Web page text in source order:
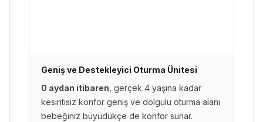
Geniş ve Destekleyici Oturma Ünitesi
0 aydan itibaren , gerçek 4 yaşına kadar
kesintisiz konfor geniş ve dolgulu oturma alanı
bebeğiniz büyüdükçe de konfor sunar.